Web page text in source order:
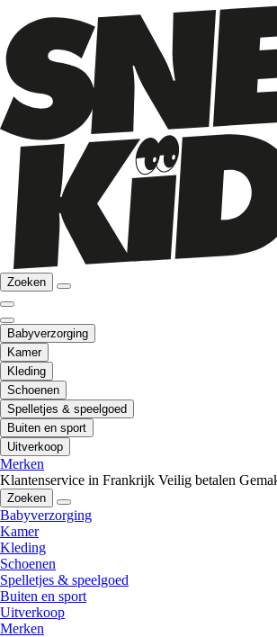
Zoeken
Babyverzorging
Kamer
Kleding
Schoenen
Spelletjes & speelgoed
Buiten en sport
Uitverkoop
Merken
Klantenservice in Frankrijk Veilig betalen
Zoeken
Babyverzorging
Kamer
Kleding
Schoenen
Spelletjes & speelgoed
Buiten en sport
Uitverkoop
Merken